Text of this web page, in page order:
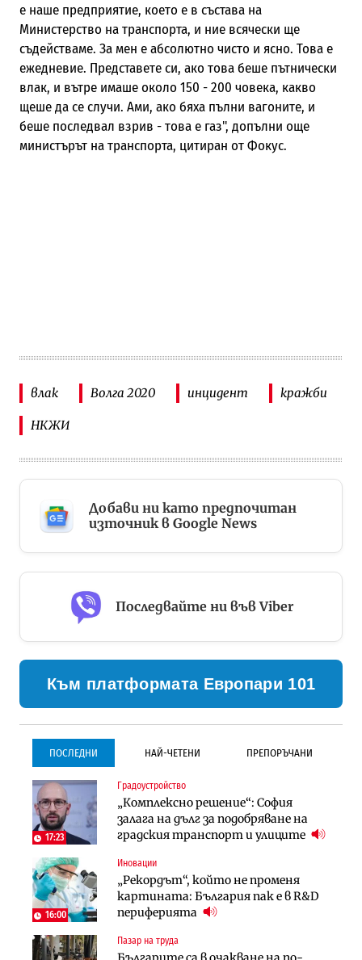
е наше предприятие, което е в състава на
Министерство на транспорта, и ние всячески ще
съдействаме. За мен е абсолютно чисто и ясно. Това е
ежедневие. Представете си, ако това беше пътнически
влак, и вътре имаше около 150 - 200 човека, какво
щеше да се случи. Ами, ако бяха пълни вагоните, и
беше последвал взрив - това е газ", допълни още
министърът на транспорта, цитиран от Фокус.
влак Волга 2020 инцидент кражби
НКЖИ
Добави ни като предпочитан
източник в Google News
Последвайте ни във Viber
Към платформата Европари 101
ПОСЛЕДНИ НАЙ-ЧЕТЕНИ ПРЕПОРЪЧАНИ
17:23
Градоустройство
„Комплексно решение“: София
залага на дълг за подобряване на
градския транспорт и улиците
16:00
Иновации
„Рекордът“, който не променя
картината: България пак е в R&D
периферията
Пазар на труда
Градоустройство
Столична община избра
изпълнител за преместването на
трамвайното трасе по бул.
Инфраструктура
Проектирането на тунела под
Петрохан ще върви паралелно с
Инфраструктура
Инфраструктура
Проектирането на тунела под
Петрохан ще върви паралелно с
екологичните оценки
Компании
„Хювефарма“ подписа договор за
придобиване на Euroapi Italy
Финанси